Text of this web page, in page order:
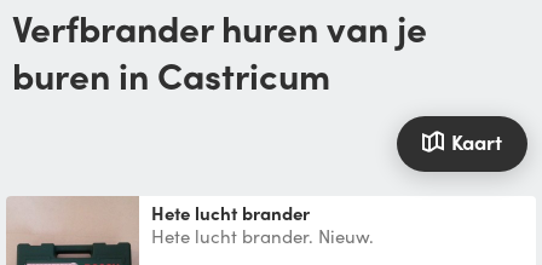
Verfbrander huren van je
buren in Castricum
Kaart
Hete lucht brander
Hete lucht brander. Nieuw.